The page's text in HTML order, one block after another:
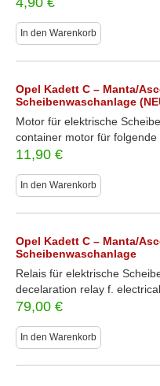
In den Warenkorb
Opel Kadett C – Manta/
Scheibenwaschanlage
Motor für elektrische
container motor für folgende
11,90 €
In den Warenkorb
Opel Kadett C – Manta/
Scheibenwaschanlage
Relais für elektrische
decelaration relay f.
79,00 €
In den Warenkorb